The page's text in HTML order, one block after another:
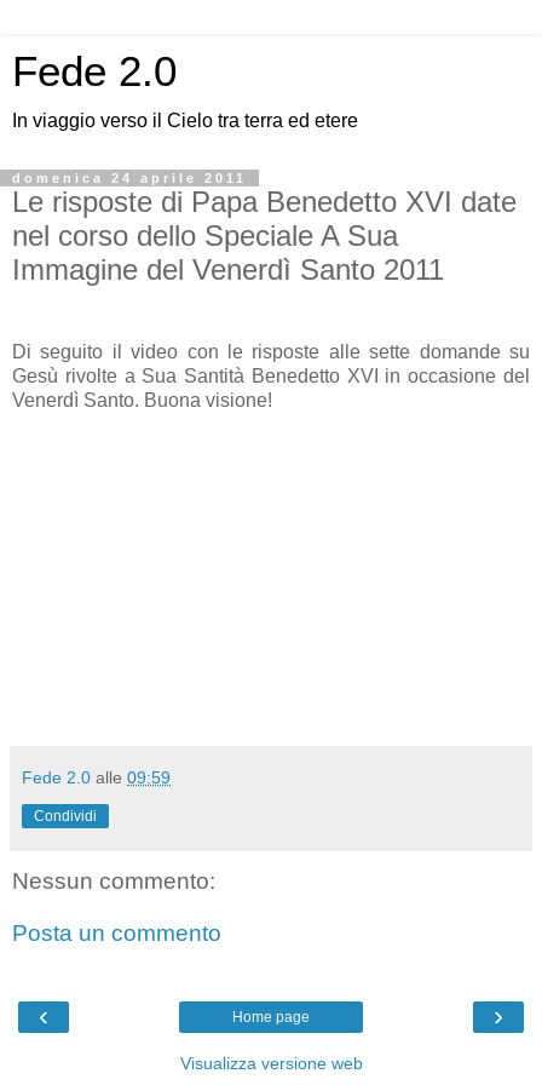
Fede 2.0
In viaggio verso il Cielo tra terra ed etere
domenica 24 aprile 2011
Le risposte di Papa Benedetto XVI date
nel corso dello Speciale A Sua
Immagine del Venerdì Santo 2011
Di seguito il video con le risposte alle sette domande su
Gesù rivolte a Sua Santità Benedetto XVI in occasione del
Venerdì Santo. Buona visione!
Fede 2.0 alle 09:59
Condividi
Nessun commento:
Posta un commento
‹ ›
Home page
Visualizza versione web